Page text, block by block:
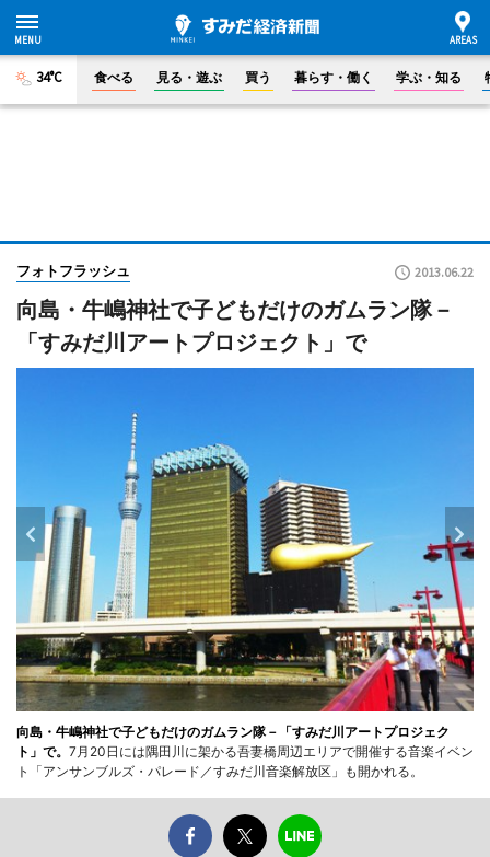
34°C 食べる 見る・遊ぶ 買う 暮らす・働く 学ぶ・知る
フォトフラッシュ 2013.06.22
向島・牛嶋神社で子どもだけのガムラン隊－
「すみだ川アートプロジェクト」で
向島・牛嶋神社で子どもだけのガムラン隊－「すみだ川アートプロジェク
ト」で。 7月20日には隅田川に架かる吾妻橋周辺エリアで開催する音楽イベン
ト「アンサンブルズ・パレード／すみだ川音楽解放区」も開かれる。